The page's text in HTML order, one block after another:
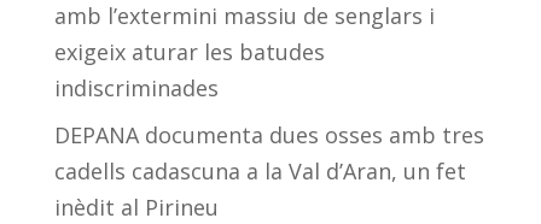
amb l’extermini massiu de senglars i
exigeix aturar les batudes
indiscriminades
DEPANA documenta dues osses amb tres
cadells cadascuna a la Val d’Aran, un fet
inèdit al Pirineu